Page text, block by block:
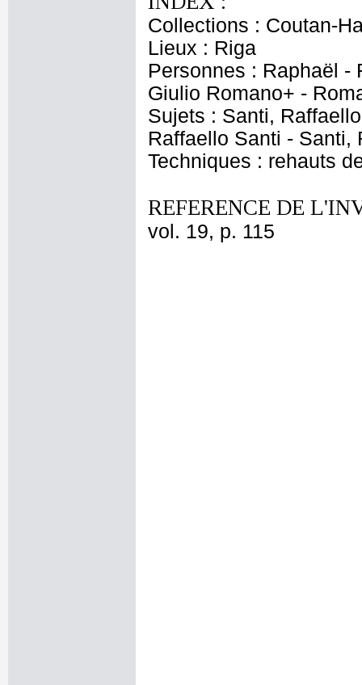
Collections : Coutan-
Lieux : Riga
Personnes : Raphaël -
Giulio Romano+ -
Sujets : Santi,
Raffaello Santi - Santi,
Techniques : rehauts
REFERENCE DE
vol. 19, p. 115